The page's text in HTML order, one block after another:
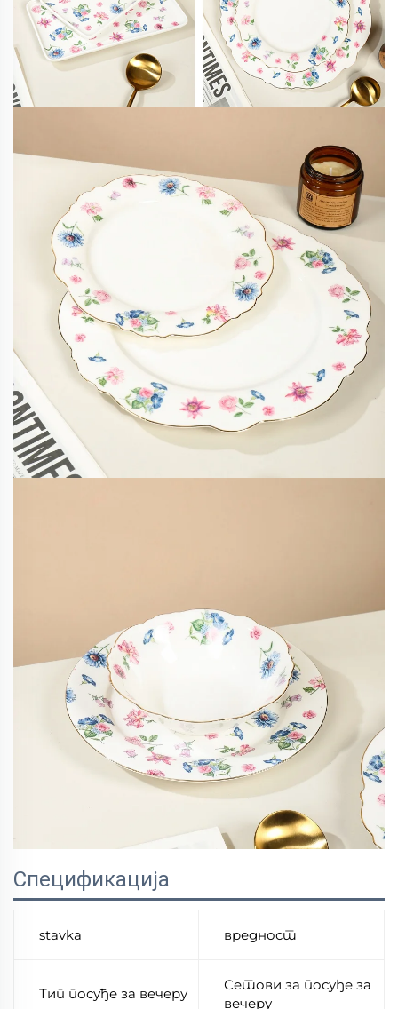
Спецификација
stavka вредност
Тип посуђе за вечеру
Сетови за посуђе за
вечеру